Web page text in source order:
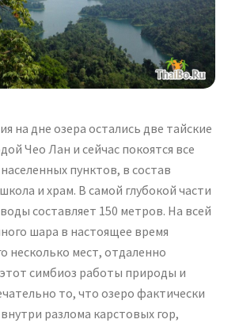
на дне озера остались две тайские
Чео Лан и сейчас покоятся все
пунктов, в состав
и храм. В самой глубокой части
составляет 150 метров. На всей
шара в настоящее время
несколько мест, отдаленно
симбиоз работы природы и
то, что озеро фактически
разлома карстовых гор,